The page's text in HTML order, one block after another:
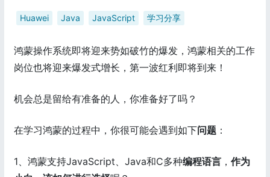
Huawei Java JavaScript 学习分享
鸿蒙操作系统即将迎来势如破竹的爆发，鸿蒙相关的工作
岗位也将迎来爆发式增长，第一波红利即将到来！
机会总是留给有准备的人，你准备好了吗？
在学习鸿蒙的过程中，你很可能会遇到如下问题 ：
1、鸿蒙支持JavaScript、Java和C多种编程语言 ， 作为